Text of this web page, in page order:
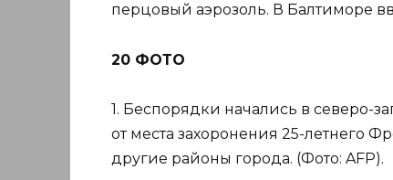
перцовый аэрозоль. В Балтиморе
20 ФОТО
1. Беспорядки начались в северо-
от места захоронения 25-летнего
другие районы города. (Фото: AFP).